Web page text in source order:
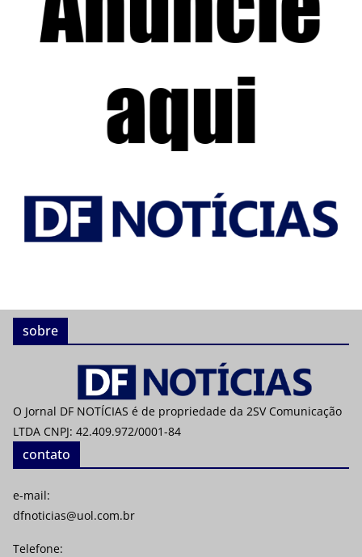
sobre
O Jornal DF NOTÍCIAS é de propriedade da 2SV Comunicação
LTDA CNPJ: 42.409.972/0001-84
contato
e-mail:
dfnoticias@uol.com.br
Telefone: